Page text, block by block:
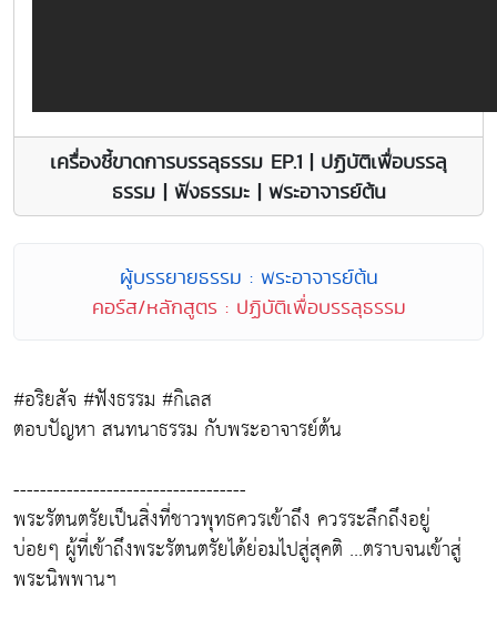
เครื่องชี้ขาดการบรรลุธรรม EP.1 | ปฏิบัติเพื่อบรรลุ
ธรรม | ฟังธรรมะ | พระอาจารย์ต้น
ผู้บรรยายธรรม : พระอาจารย์ต้น
คอร์ส/หลักสูตร : ปฏิบัติเพื่อบรรลุธรรม
#อริยสัจ #ฟังธรรม #กิเลส
ตอบปัญหา สนทนาธรรม กับพระอาจารย์ต้น
-----------------------------------
พระรัตนตรัยเป็นสิ่งที่ชาวพุทธควรเข้าถึง ควรระลึกถึงอยู่
บ่อยๆ ผู้ที่เข้าถึงพระรัตนตรัยได้ย่อมไปสู่สุคติ ...ตราบจนเข้าสู่
พระนิพพานฯ